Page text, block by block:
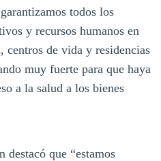
todos los
y recursos humanos en
centros de vida y residencias
muy fuerte para que haya
a la salud a los bienes
que “estamos